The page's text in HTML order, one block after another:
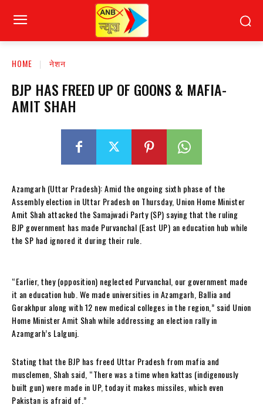
HOME नेशन
BJP HAS FREED UP OF GOONS & MAFIA-
AMIT SHAH
Azamgarh (Uttar Pradesh): Amid the ongoing sixth phase of the
Assembly election in Uttar Pradesh on Thursday, Union Home Minister
Amit Shah attacked the Samajwadi Party (SP) saying that the ruling
BJP government has made Purvanchal (East UP) an education hub while
the SP had ignored it during their rule.
“Earlier, they (opposition) neglected Purvanchal, our government made
it an education hub. We made universities in Azamgarh, Ballia and
Gorakhpur along with 12 new medical colleges in the region,” said Union
Home Minister Amit Shah while addressing an election rally in
Azamgarh’s Lalgunj.
Stating that the BJP has freed Uttar Pradesh from mafia and
musclemen, Shah said, “There was a time when kattas (indigenously
built gun) were made in UP, today it makes missiles, which even
Pakistan is afraid of.”